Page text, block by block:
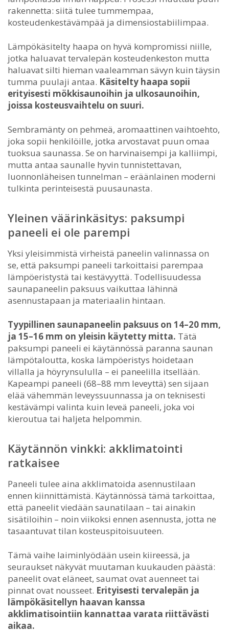
rakennetta: siitä tulee tummempaa,
kosteudenkestävämpää ja dimensiostabiilimpaa.
Lämpökäsitelty haapa on hyvä kompromissi niille,
jotka haluavat tervalepän kosteudenkeston mutta
haluavat silti hieman vaaleamman sävyn kuin täysin
tumma puulaji antaa. Käsitelty haapa sopii
erityisesti mökkisaunoihin ja ulkosaunoihin,
joissa kosteusvaihtelu on suuri.
Sembramänty on pehmeä, aromaattinen vaihtoehto,
joka sopii henkilöille, jotka arvostavat puun omaa
tuoksua saunassa. Se on harvinaisempi ja kalliimpi,
mutta antaa saunalle hyvin tunnistettavan,
luonnonläheisen tunnelman – eräänlainen moderni
tulkinta perinteisestä puusaunasta.
Yleinen väärinkäsitys: paksumpi
paneeli ei ole parempi
Yksi yleisimmistä virheistä paneelin valinnassa on
se, että paksumpi paneeli tarkoittaisi parempaa
lämpöeristystä tai kestävyyttä. Todellisuudessa
saunapaneelin paksuus vaikuttaa lähinnä
asennustapaan ja materiaalin hintaan.
Tyypillinen saunapaneelin paksuus on 14–20 mm,
ja 15–16 mm on yleisin käytetty mitta. Tätä
paksumpi paneeli ei käytännössä paranna saunan
lämpötaloutta, koska lämpöeristys hoidetaan
villalla ja höyrynsululla – ei paneelilla itsellään.
Kapeampi paneeli (68–88 mm leveyttä) sen sijaan
elää vähemmän leveyssuunnassa ja on teknisesti
kestävämpi valinta kuin leveä paneeli, joka voi
kieroutua tai haljeta helpommin.
Käytännön vinkki: akklimatointi
ratkaisee
Paneeli tulee aina akklimatoida asennustilaan
ennen kiinnittämistä. Käytännössä tämä tarkoittaa,
että paneelit viedään saunatilaan – tai ainakin
sisätiloihin – noin viikoksi ennen asennusta, jotta ne
tasaantuvat tilan kosteuspitoisuuteen.
Tämä vaihe laiminlyödään usein kiireessä, ja
seuraukset näkyvät muutaman kuukauden päästä:
paneelit ovat eläneet, saumat ovat auenneet tai
pinnat ovat nousseet. Erityisesti tervalepän ja
lämpökäsitellyn haavan kanssa
akklimatisointiin kannattaa varata riittävästi
aikaa.